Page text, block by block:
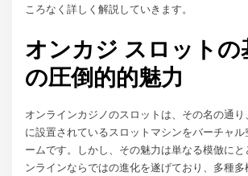
ころなく詳しく解説していきます。
オンカジ スロットの
の圧倒的的魅力
オンラインカジノのスロットは、その名の通
に設置されているスロットマシンをバーチャ
ームです。しかし、その魅力は単なる模倣に
ンラインならではの進化を遂げており、多種